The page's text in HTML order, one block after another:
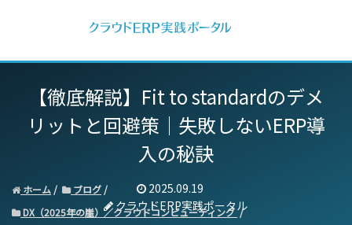
【徹底解説】Fit to standardのデメ
リットと回避策｜ 失敗しないERP導
入の秘訣
2025.09.19
クラウドERP実践ポータル
ホーム
ブログ
DX（2025年の崖）／クラウドコンピューティング